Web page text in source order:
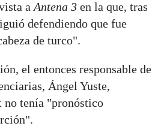
a Antena 3 en la que, tras
defendiendo que fue
de turco".
el entonces responsable de
Ángel Yuste,
no tenía "pronóstico